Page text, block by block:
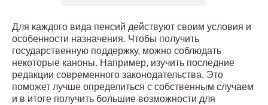
Для каждого вида пенсий действуют своим условия и
особенности назначения. Чтобы получить
государственную поддержку, можно соблюдать
некоторые каноны. Например, изучить последние
редакции современного законодательства. Это
поможет лучше определиться с собственным случаем
и в итоге получить большие возможности для